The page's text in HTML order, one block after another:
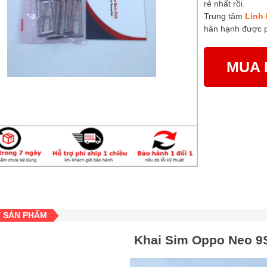
rẻ nhất rồi.
Trung tâm Linh
hân hạnh được
MUA
SẢN PHẨM
Khai Sim Oppo Neo